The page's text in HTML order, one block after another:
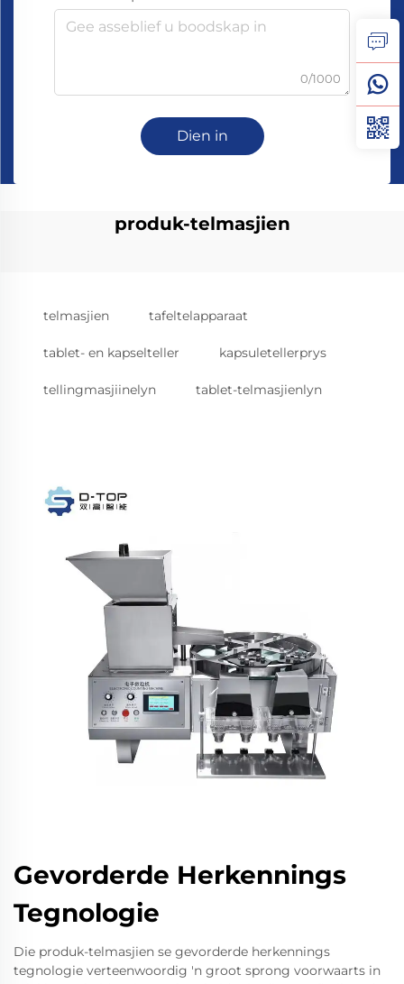
0/1000
Dien in
produk-telmasjien
telmasjien tafeltelapparaat
tablet- en kapselteller kapsuletellerprys
tellingmasjiinelyn tablet-telmasjienlyn
Gevorderde Herkennings
Tegnologie
Die produk-telmasjien se gevorderde herkennings
tegnologie verteenwoordig 'n groot sprong voorwaarts in